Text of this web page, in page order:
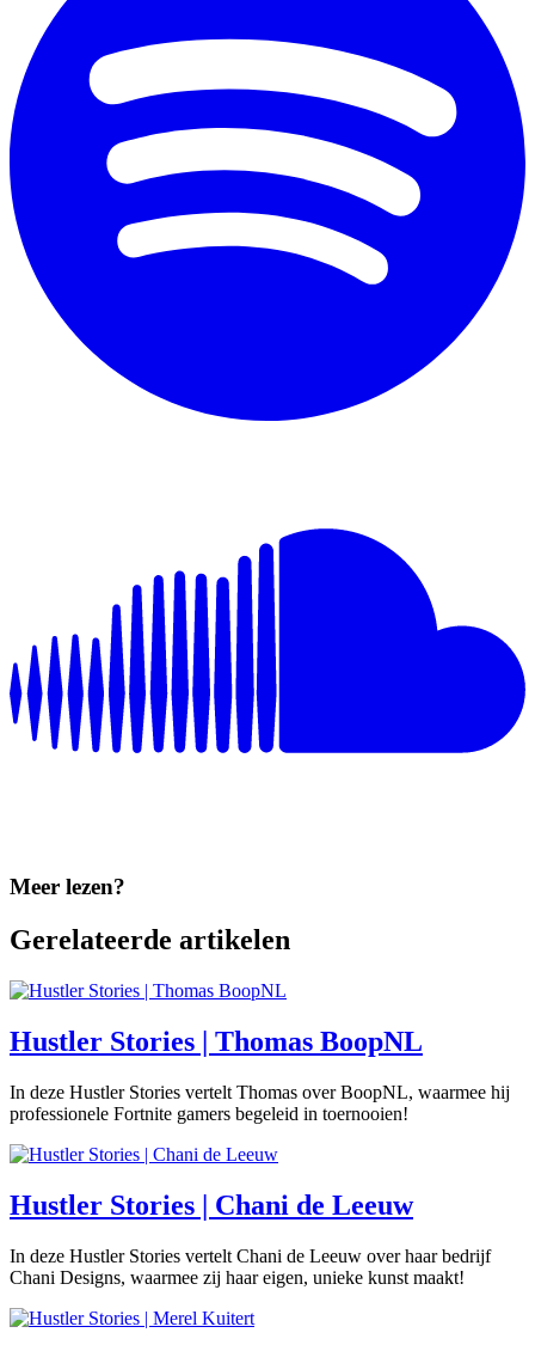
Meer lezen?
Gerelateerde artikelen
Hustler Stories | Thomas BoopNL
In deze Hustler Stories vertelt Thomas over BoopNL, waarmee hij
professionele Fortnite gamers begeleid in toernooien!
Hustler Stories | Chani de Leeuw
In deze Hustler Stories vertelt Chani de Leeuw over haar bedrijf
Chani Designs, waarmee zij haar eigen, unieke kunst maakt!